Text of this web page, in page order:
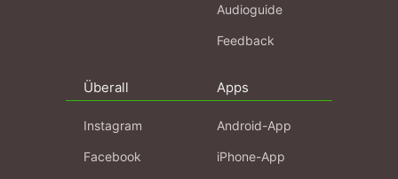
Audioguide
Feedback
Überall
Instagram
Facebook
Apps
Android-App
iPhone-App